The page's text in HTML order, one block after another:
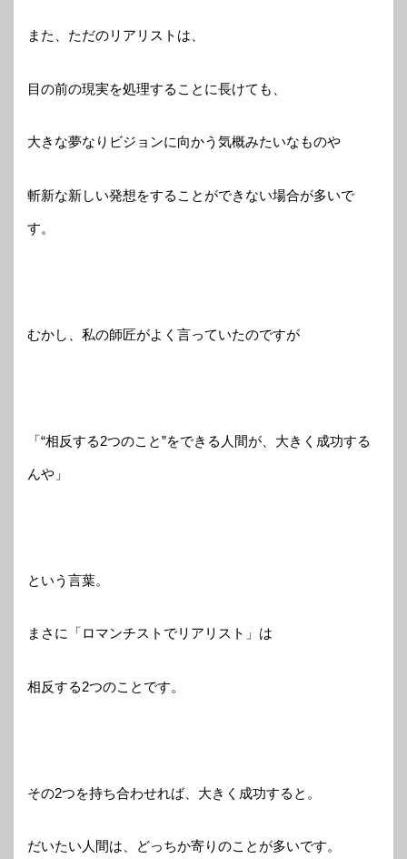
また、ただのリアリストは、
目の前の現実を処理することに長けても、
大きな夢なりビジョンに向かう気概みたいなものや
斬新な新しい発想をすることができない場合が多いで
す。
むかし、私の師匠がよく言っていたのですが
「“相反する2つのこと”をできる人間が、大きく成功する
んや」
という言葉。
まさに「ロマンチストでリアリスト」は
相反する2つのことです。
その2つを持ち合わせれば、大きく成功すると。
だいたい人間は、どっちか寄りのことが多いです。